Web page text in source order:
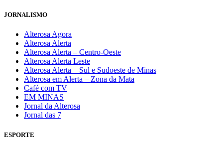
JORNALISMO
Alterosa Agora
Alterosa Alerta
Alterosa Alerta – Centro-Oeste
Alterosa Alerta Leste
Alterosa Alerta – Sul e Sudoeste de Minas
Alterosa em Alerta – Zona da Mata
Café com TV
EM MINAS
Jornal da Alterosa
Jornal das 7
ESPORTE